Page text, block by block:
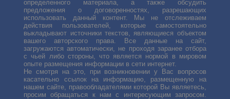
определенного материала, а также обсудить
предложения о договоренностях, разрешающих
использовать данный контент. Мы не отслеживаем
действия пользователей, которые самостоятельно
выкладывают источники текстов, являющиеся объектом
вашего авторского права. Все данные на сайт,
загружаются автоматически, не проходя заранее отбора
с чьей либо стороны, что является нормой в мировом
опыте размещения информации в сети интернет.
Не смотря на это, при возникновении у Вас вопросов
касательно ссылок на информацию, размещенную на
нашем сайте, правообладателями которой Вы являетесь,
просим обращаться к нам с интересующим запросом.